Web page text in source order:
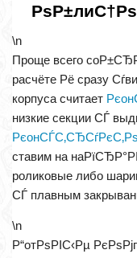
\n
Проще всего
расчёте Рё сразу
корпуса считает
низкие секции СЃ
ставим на
роликовые либо
СЃ плавным
\n
Р“отРѕРІС‹Рµ